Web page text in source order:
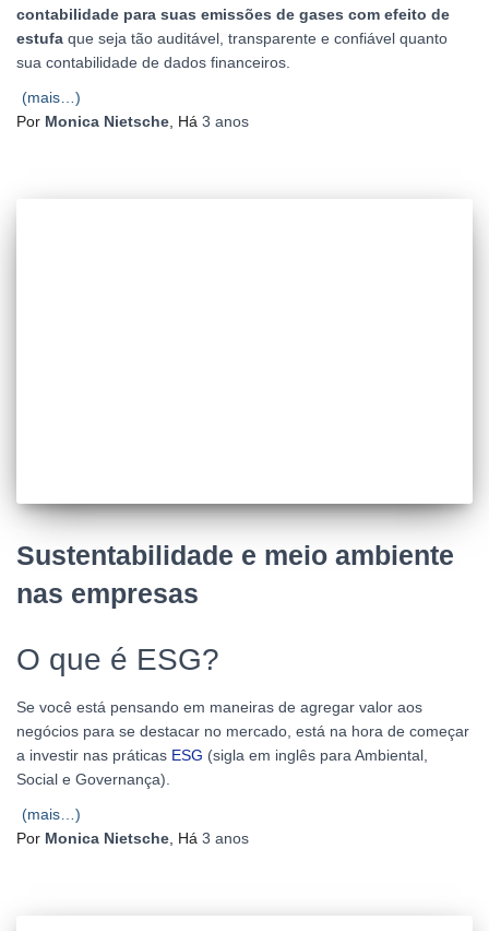
contabilidade para suas emissões de gases com efeito de
estufa que seja tão auditável, transparente e confiável quanto
sua contabilidade de dados financeiros.
(mais…)
Por Monica Nietsche , Há 3 anos
Sustentabilidade e meio ambiente
nas empresas
O que é ESG?
Se você está pensando em maneiras de agregar valor aos
negócios para se destacar no mercado, está na hora de começar
a investir nas práticas ESG (sigla em inglês para Ambiental,
Social e Governança).
(mais…)
Por Monica Nietsche , Há 3 anos